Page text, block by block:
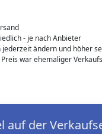
- je nach Anbieter
ändern und höher
war ehemaliger
auf der